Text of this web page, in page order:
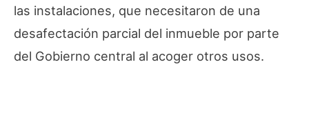
las instalaciones, que necesitaron de una
desafectación parcial del inmueble por parte
del Gobierno central al acoger otros usos.